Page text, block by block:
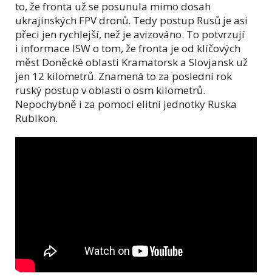
to, že fronta už se posunula mimo dosah
ukrajinských FPV dronů. Tedy postup Rusů je asi
přeci jen rychlejší, než je avizováno. To potvrzují
i informace ISW o tom, že fronta je od klíčových
měst Doněcké oblasti Kramatorsk a Slovjansk už
jen 12 kilometrů. Znamená to za poslední rok
ruský postup v oblasti o osm kilometrů.
Nepochybně i za pomoci elitní jednotky Ruska
Rubikon.